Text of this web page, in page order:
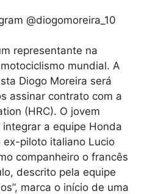
@diogomoreira_10
representante na
mundial. A
Diogo Moreira será
assinar contrato com a
(HRC). O jovem
a equipe Honda
ex-piloto italiano Lucio
companheiro o francês
descrito pela equipe
marca o início de uma